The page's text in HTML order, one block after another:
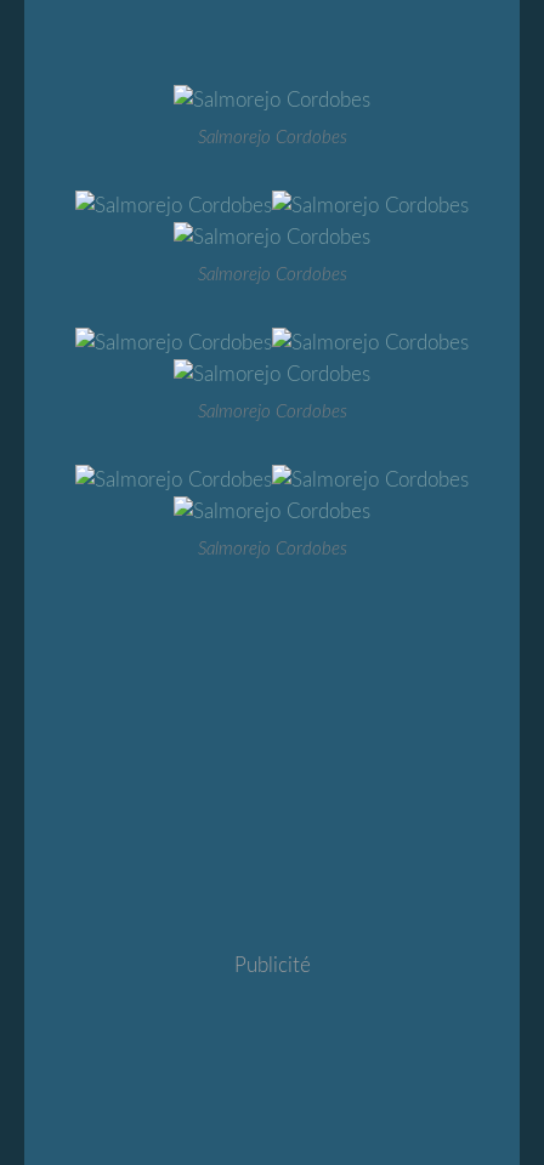
Salmorejo Cordobes
Salmorejo Cordobes
Salmorejo Cordobes
Salmorejo Cordobes
Publicité